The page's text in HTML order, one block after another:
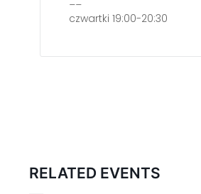
czwartki 19:00-20:30
RELATED EVENTS